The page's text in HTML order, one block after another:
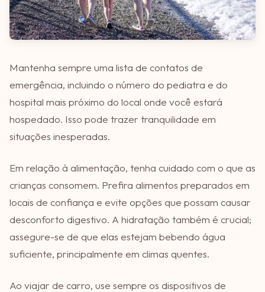
Mantenha sempre uma lista de contatos de
emergência, incluindo o número do pediatra e do
hospital mais próximo do local onde você estará
hospedado. Isso pode trazer tranquilidade em
situações inesperadas.
Em relação à alimentação, tenha cuidado com o que as
crianças consomem. Prefira alimentos preparados em
locais de confiança e evite opções que possam causar
desconforto digestivo. A hidratação também é crucial;
assegure-se de que elas estejam bebendo água
suficiente, principalmente em climas quentes.
Ao viajar de carro, use sempre os dispositivos de